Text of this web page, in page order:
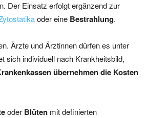
Der Einsatz erfolgt ergänzend zur
oder eine Bestrahlung.
Ärzte und Ärztinnen dürfen es unter
sich individuell nach Krankheitsbild,
übernehmen die Kosten
oder Blüten mit definierten